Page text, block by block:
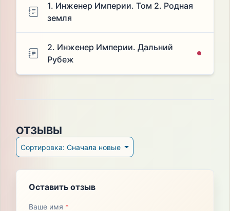
1. Инженер Империи. Том 2. Родная
земля
2. Инженер Империи. Дальний
Рубеж
ОТЗЫВЫ
Сортировка: Сначала новые
Оставить отзыв
Ваше имя *